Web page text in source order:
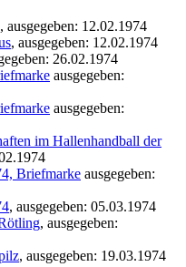
, ausgegeben: 12.02.1974
, ausgegeben: 12.02.1974
26.02.1974
ausgegeben:
ausgegeben:
im Hallenhandball der
Briefmarke ausgegeben:
, ausgegeben: 05.03.1974
, ausgegeben:
, ausgegeben: 19.03.1974